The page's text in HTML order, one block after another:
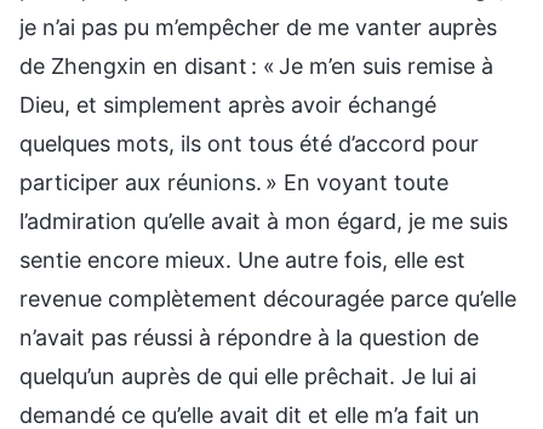
je n’ai pas pu m’empêcher de me vanter auprès
de Zhengxin en disant : « Je m’en suis remise à
Dieu, et simplement après avoir échangé
quelques mots, ils ont tous été d’accord pour
participer aux réunions. » En voyant toute
l’admiration qu’elle avait à mon égard, je me suis
sentie encore mieux. Une autre fois, elle est
revenue complètement découragée parce qu’elle
n’avait pas réussi à répondre à la question de
quelqu’un auprès de qui elle prêchait. Je lui ai
demandé ce qu’elle avait dit et elle m’a fait un